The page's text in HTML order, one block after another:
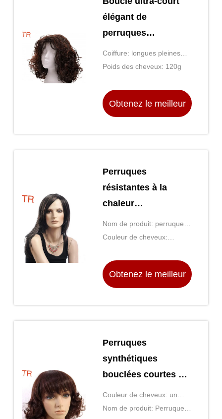
élégant de
perruques
synthétiques des
cheveux des
températures de
fibre
Coiffure: longues pleines
perruques principalesPoids des cheveux: 120g
Obtenez le meilleur
Perruques
résistantes à la
chaleur
synthétiques/long
Bob Wigs With Side
Nom de produit: perruques
à hautes températures de
Couleur de cheveux:
Obtenez le meilleur
Perruques
synthétiques
bouclées courtes de
cheveux, perruques
bouclées Brown
Couleur de cheveux: un
brun plus foncé
Nom de produit: Perruques